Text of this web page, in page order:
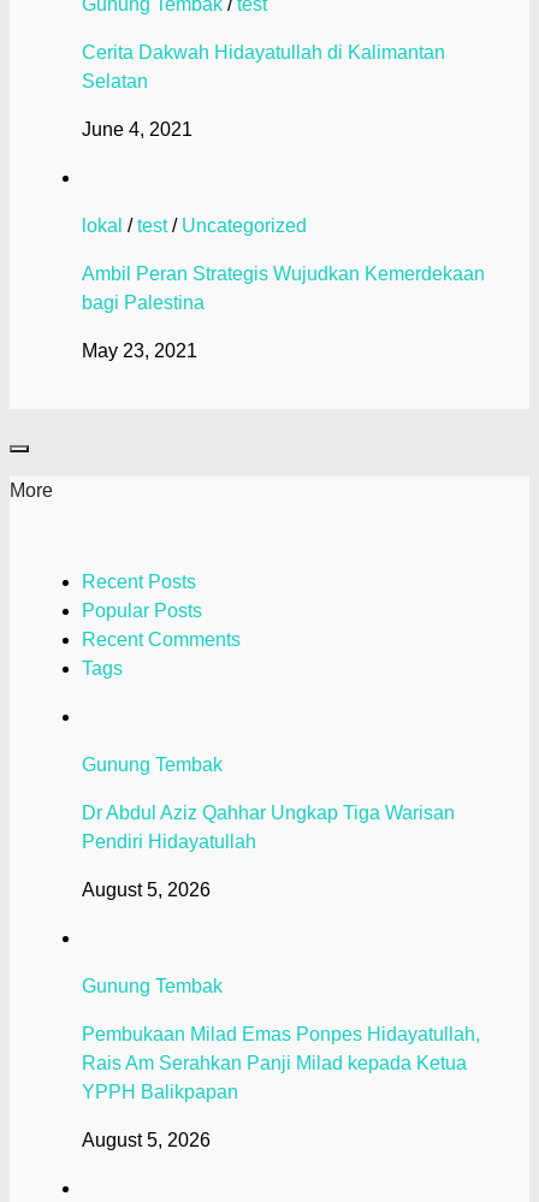
Gunung Tembak / test
Cerita Dakwah Hidayatullah di Kalimantan
Selatan
June 4, 2021
lokal / test/ Uncategorized
Ambil Peran Strategis Wujudkan Kemerdekaan
bagi Palestina
May 23, 2021
More
Recent Posts
Popular Posts
Recent Comments
Tags
Gunung Tembak
Dr Abdul Aziz Qahhar Ungkap Tiga Warisan
Pendiri Hidayatullah
August 5, 2026
Gunung Tembak
Pembukaan Milad Emas Ponpes Hidayatullah,
Rais Am Serahkan Panji Milad kepada Ketua
YPPH Balikpapan
August 5, 2026